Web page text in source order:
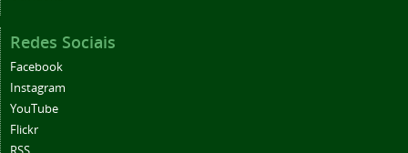
Redes Sociais
Facebook
Instagram
YouTube
Flickr